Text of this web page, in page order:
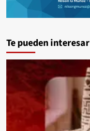
Te pueden interesar